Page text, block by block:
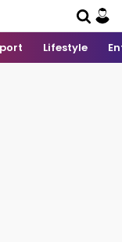
Lifestyle